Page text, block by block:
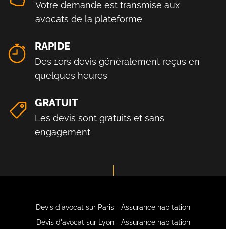
Votre demande est transmise aux
avocats de la plateforme
RAPIDE
Des 1ers devis généralement reçus en
quelques heures
GRATUIT
Les devis sont gratuits et sans
engagement
Devis d'avocat sur Paris - Assurance habitation
Devis d'avocat sur Lyon - Assurance habitation